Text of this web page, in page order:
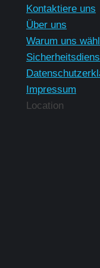
Kontaktiere uns
Über uns
Warum uns
Impressum
Location